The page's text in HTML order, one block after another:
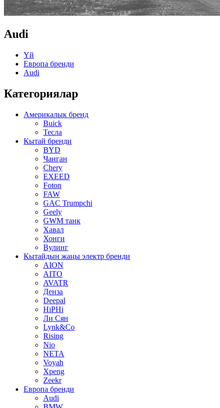
Audi
Үй
Европа бренди
Audi
Категориялар
Америкалык бренд
Buick
Тесла
Кытай бренди
BYD
Чанган
Chery
EXEED
Foton
FAW
GAC Trumpchi
Geely
GWM танк
Хавал
Хонги
Вулинг
Кытайдын жаңы электр бренди
AION
AITO
AVATR
Денза
Deepal
HiPHi
Ли Сян
Lynk&Co
Rising
Nio
NETA
Voyah
Xpeng
Zeekr
Европа бренди
Audi